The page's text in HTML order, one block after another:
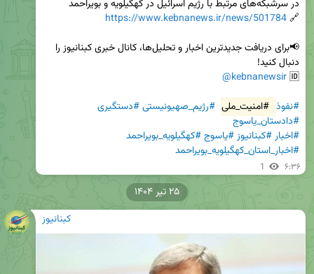
🔗
https://www.kebnanews.ir/news/501784
🆔
@kebnanewsir
#نفوذ #امنیت_ملی #رژیم_صهیونیستی#دستگیری
#دادستان_یاسوج
#اخبار#کبنانیوز#یاسوج#کهگیلویه_بویراحمد
#اخبار_استان_کهگیلویه_بویراحمد
1 ۶:۳۶
کبنانیوز
۲۵ تیر ۱۴۰۴